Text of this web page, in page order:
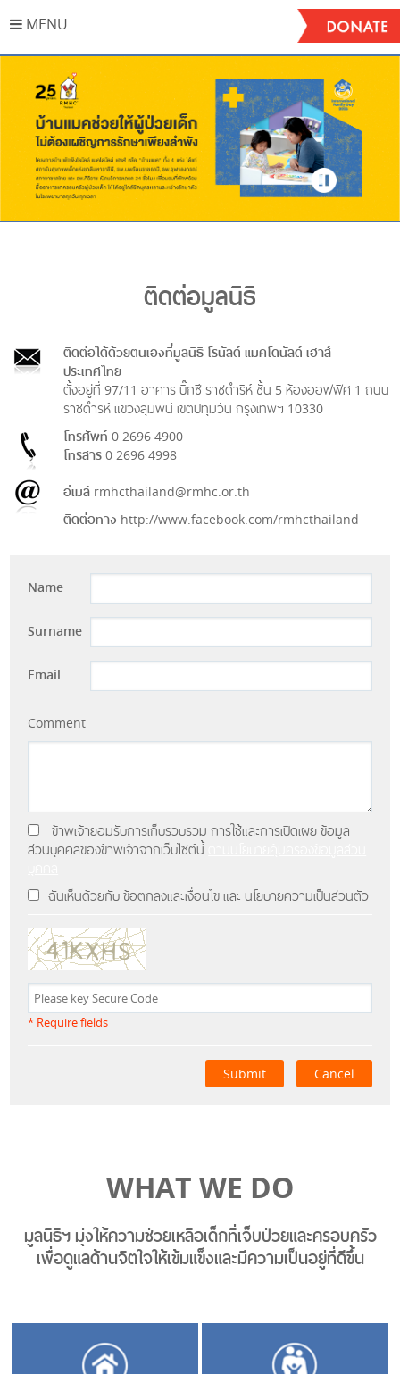
MENU
Stop
ติดต่อมูลนิธิ
ติดต่อได้ด้วยตนเองที่มูลนิธิ โรนัลด์ แมคโดนัลด์ เฮาส์
ประเทศไทย
ตั้งอยู่ที่ 97/11 อาคาร บิ๊กซี ราชดำริห์ ชั้น 5 ห้องออฟฟิศ 1 ถนน
ราชดำริห์ แขวงลุมพินี เขตปทุมวัน กรุงเทพฯ 10330
โทรศัพท์ 0 2696 4900
โทรสาร 0 2696 4998
อีเมล์ rmhcthailand@rmhc.or.th
ติดต่อทาง http://www.facebook.com/rmhcthailand
Name
Surname
Email
Comment
ข้าพเจ้ายอมรับการเก็บรวบรวม การใช้และการเปิดเผย ข้อมูล
ส่วนบุคคลของข้าพเจ้าจากเว็บไซต์นี้
ฉันเห็นด้วยกับ ข้อตกลงและเงื่อนไข และ นโยบายความเป็นส่วนตัว
* Require fields
Submit Cancel
WHAT WE DO
มูลนิธิฯ มุ่งให้ความช่วยเหลือเด็กที่เจ็บป่วยและครอบครัว
เพื่อดูแลด้านจิตใจให้เข้มแข็งและมีความเป็นอยู่ที่ดีขึ้น